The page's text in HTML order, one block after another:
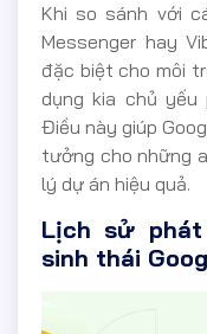
Khi so sánh với
Messenger hay
đặc biệt cho môi
dụng kia chủ yếu
Điều này giúp
tưởng cho những
lý dự án hiệu quả.
Lịch sử
sinh thái